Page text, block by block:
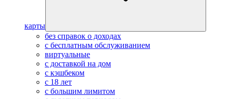
карты
без справок о доходах
с бесплатным обслуживанием
виртуальные
с доставкой на дом
с кэшбеком
с 18 лет
с большим лимитом